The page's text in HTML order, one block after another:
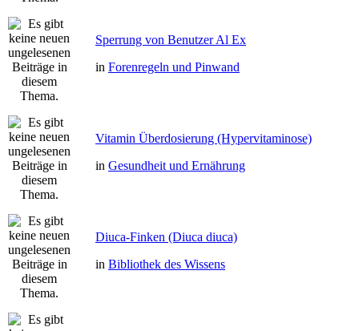
Sperrung von Benutzer Al Ex
in Forenregeln und Pinwand
Vitamin Überdosierung (Hypervitaminose)
in Gesundheit und Ernährung
Diuca-Finken (Diuca diuca)
in Bibliothek des Wissens